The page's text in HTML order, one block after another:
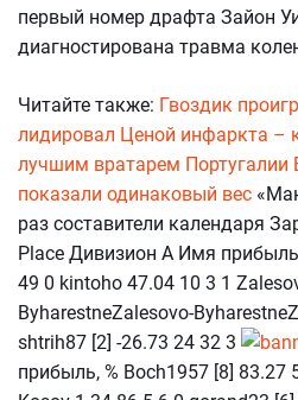
первый номер драфта Зайон
диагностирована травма
Читайте также: Гвоздик
лидировал Ценой инфаркта –
лучшим вратарем Португалии
показали одинаковый вес
раз составители календаря
Place Дивизион А Имя
49 0 kintoho 47.04 10 3 1
ByharestneZalesovo-
shtrih87 [2] -26.73 24 32 3
прибыль, % Boch1957 [8] 83.27